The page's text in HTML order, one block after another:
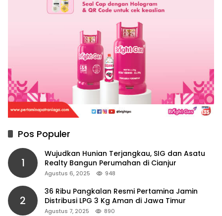
Pos Populer
1
Wujudkan Hunian Terjangkau, SIG dan Asatu
Realty Bangun Perumahan di Cianjur
Agustus 6, 2025 948
2
36 Ribu Pangkalan Resmi Pertamina Jamin
Distribusi LPG 3 Kg Aman di Jawa Timur
Agustus 7, 2025 890